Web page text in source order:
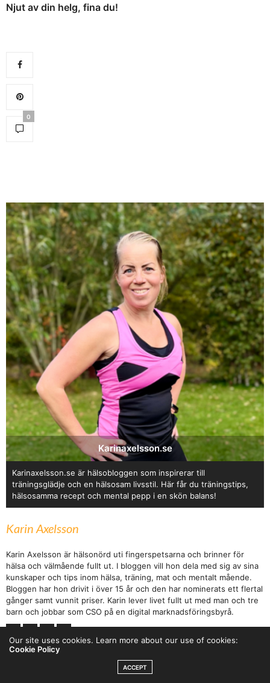
Njut av din helg, fina du!
0
Karinaxelsson.se
Karinaxelsson.se är hälsobloggen som inspirerar till
träningsglädje och en hälsosam livsstil. Här får du träningstips,
hälsosamma recept och mental pepp i en skön balans!
Karin Axelsson
Karin Axelsson är hälsonörd uti fingerspetsarna och brinner för
hälsa och välmående fullt ut. I bloggen vill hon dela med sig av sina
kunskaper och tips inom hälsa, träning, mat och mentalt mående.
Bloggen har hon drivit i över 15 år och den har nominerats ett flertal
gånger samt vunnit priser. Karin lever livet fullt ut med man och tre
barn och jobbar som CSO på en digital marknadsföringsbyrå.
Our site uses cookies. Learn more about our use of cookies:
Cookie Policy
ACCEPT